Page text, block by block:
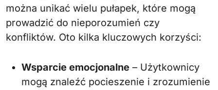
można unikać wielu pułapek, które mogą
prowadzić do nieporozumień czy
konfliktów. Oto kilka kluczowych korzyści:
Wsparcie emocjonalne – Użytkownicy
mogą znaleźć pocieszenie i zrozumienie